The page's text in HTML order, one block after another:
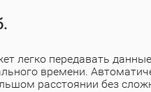
легко передавать
времени.
расстоянии без